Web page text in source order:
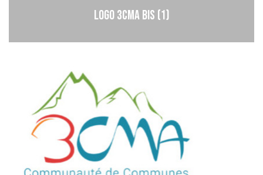
LOGO 3CMA BIS (1)